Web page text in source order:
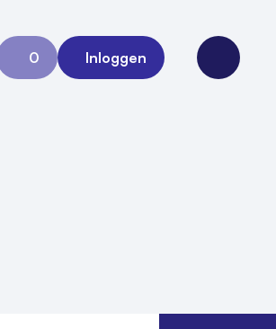
0
Aanvraag 0
Inloggen
Open